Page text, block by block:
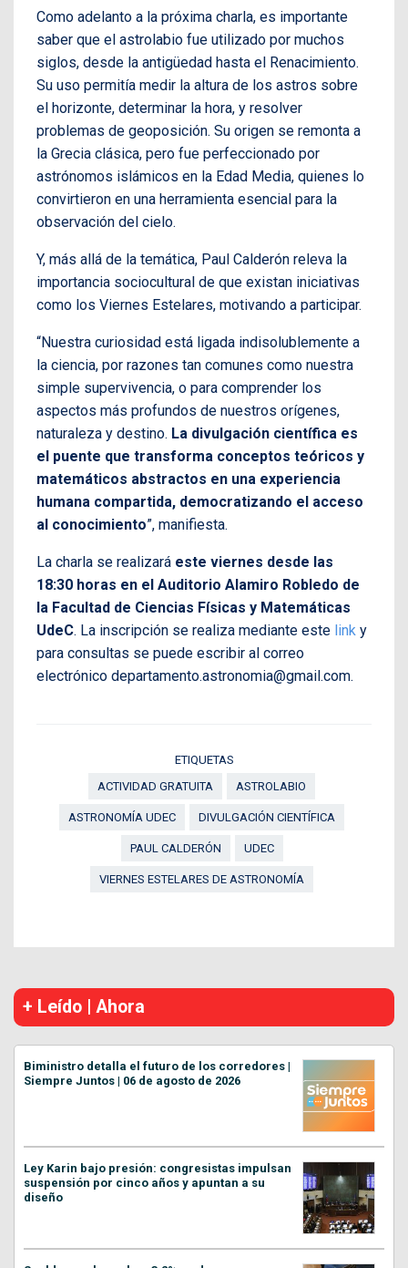
Como adelanto a la próxima charla, es importante
saber que el astrolabio fue utilizado por muchos
siglos, desde la antigüedad hasta el Renacimiento.
Su uso permitía medir la altura de los astros sobre
el horizonte, determinar la hora, y resolver
problemas de geoposición. Su origen se remonta a
la Grecia clásica, pero fue perfeccionado por
astrónomos islámicos en la Edad Media, quienes lo
convirtieron en una herramienta esencial para la
observación del cielo.
Y, más allá de la temática, Paul Calderón releva la
importancia sociocultural de que existan iniciativas
como los Viernes Estelares, motivando a participar.
“Nuestra curiosidad está ligada indisolublemente a
la ciencia, por razones tan comunes como nuestra
simple supervivencia, o para comprender los
aspectos más profundos de nuestros orígenes,
naturaleza y destino. La divulgación científica es
el puente que transforma conceptos teóricos y
matemáticos abstractos en una experiencia
humana compartida, democratizando el acceso
al conocimiento”, manifiesta.
La charla se realizará este viernes desde las
18:30 horas en el Auditorio Alamiro Robledo de
la Facultad de Ciencias Físicas y Matemáticas
UdeC. La inscripción se realiza mediante este link y
para consultas se puede escribir al correo
electrónico departamento.astronomia@gmail.com.
ETIQUETAS
ACTIVIDAD GRATUITA
ASTROLABIO
ASTRONOMÍA UDEC DIVULGACIÓN CIENTÍFICA
PAUL CALDERÓN UDEC
VIERNES ESTELARES DE ASTRONOMÍA
+ Leído | Ahora
Biministro detalla el futuro de los corredores |
Siempre Juntos | 06 de agosto de 2026
Ley Karin bajo presión: congresistas impulsan
suspensión por cinco años y apuntan a su
diseño